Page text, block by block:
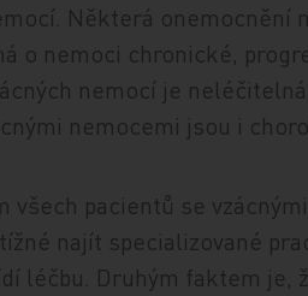
Některá onemocnění
o nemoci chronické,
nemocí je
nemocemi jsou i
všech pacientů se
najít specializované
léčbu. Druhým faktem je,